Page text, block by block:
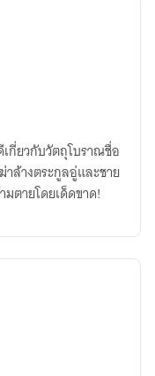
กี่ยวกับวัตถุโบราณชื่อ
าล้างตระกูลอู่และชาย
ตายโดยเด็ดขาด!